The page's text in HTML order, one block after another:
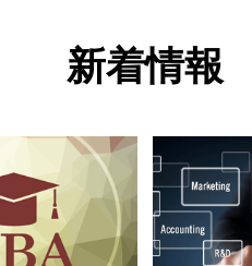
新着情報